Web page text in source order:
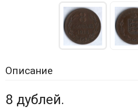
Описание
8 дублей.